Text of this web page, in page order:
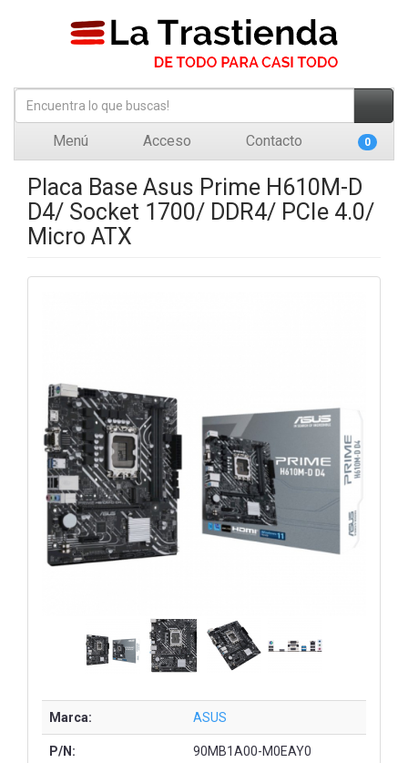
Menú Acceso Contacto 0
Placa Base Asus Prime H610M-D
D4/ Socket 1700/ DDR4/ PCIe 4.0/
Micro ATX
Marca: ASUS
P/N: 90MB1A00-M0EAY0